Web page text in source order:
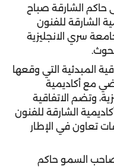
حاكم الشارقة صباح
الشارقة للفنون
سري الانجليزية
المبدئية التي وقعها
مع أكاديمية
وتضم الاتفاقية
الشارقة للفنون
تعاون في الإطار
صاحب السمو حاكم